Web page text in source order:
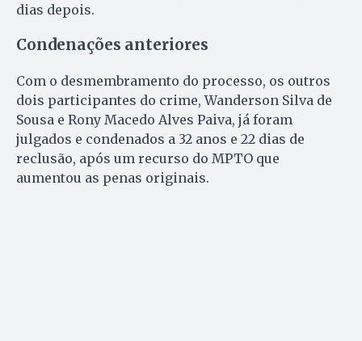
dias depois.
Condenações anteriores
Com o desmembramento do processo, os outros
dois participantes do crime, Wanderson Silva de
Sousa e Rony Macedo Alves Paiva, já foram
julgados e condenados a 32 anos e 22 dias de
reclusão, após um recurso do MPTO que
aumentou as penas originais.